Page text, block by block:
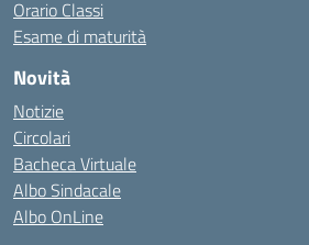
Orario Classi
Esame di maturità
Novità
Notizie
Circolari
Bacheca Virtuale
Albo Sindacale
Albo OnLine